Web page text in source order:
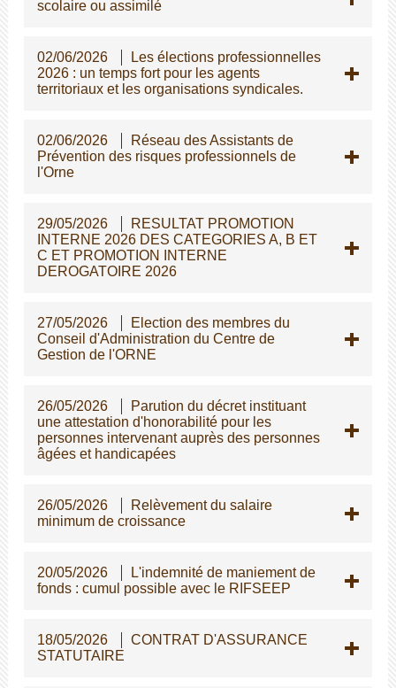
scolaire ou assimilé
02/06/2026
Les élections professionnelles
2026 : un temps fort pour les agents
territoriaux et les organisations syndicales.
02/06/2026
Réseau des Assistants de
Prévention des risques professionnels de
l'Orne
29/05/2026
RESULTAT PROMOTION
INTERNE 2026 DES CATEGORIES A, B ET
C ET PROMOTION INTERNE
DEROGATOIRE 2026
27/05/2026
Election des membres du
Conseil d'Administration du Centre de
Gestion de l'ORNE
26/05/2026
Parution du décret instituant
une attestation d'honorabilité pour les
personnes intervenant auprès des personnes
gées et handicapées
26/05/2026
Relèvement du salaire
minimum de croissance
20/05/2026
L'indemnité de maniement de
fonds : cumul possible avec le RIFSEEP
18/05/2026
CONTRAT D'ASSURANCE
STATUTAIRE